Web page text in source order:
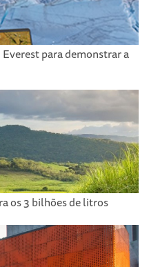
para demonstrar a
os 3 bilhões de litros